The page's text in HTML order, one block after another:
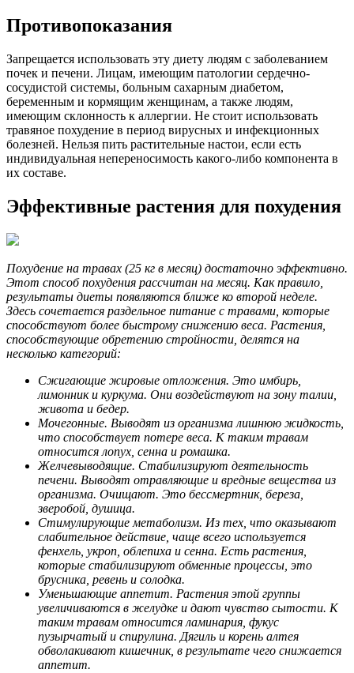
Противопоказания
Запрещается использовать эту диету людям с заболеванием
почек и печени. Лицам, имеющим патологии сердечно-
сосудистой системы, больным сахарным диабетом,
беременным и кормящим женщинам, а также людям,
имеющим склонность к аллергии. Не стоит использовать
травяное похудение в период вирусных и инфекционных
болезней. Нельзя пить растительные настои, если есть
индивидуальная непереносимость какого-либо компонента в
их составе.
Эффективные растения для похудения
Похудение на травах (25 кг в месяц) достаточно эффективно.
Этот способ похудения рассчитан на месяц. Как правило,
результаты диеты появляются ближе ко второй неделе.
Здесь сочетается раздельное питание с травами, которые
способствуют более быстрому снижению веса. Растения,
способствующие обретению стройности, делятся на
несколько категорий:
Сжигающие жировые отложения. Это имбирь,
лимонник и куркума. Они воздействуют на зону талии,
живота и бедер.
Мочегонные. Выводят из организма лишнюю жидкость,
что способствует потере веса. К таким травам
относится лопух, сенна и ромашка.
Желчевыводящие. Стабилизируют деятельность
печени. Выводят отравляющие и вредные вещества из
организма. Очищают. Это бессмертник, береза,
зверобой, душица.
Стимулирующие метаболизм. Из тех, что оказывают
слабительное действие, чаще всего используется
фенхель, укроп, облепиха и сенна. Есть растения,
которые стабилизируют обменные процессы, это
брусника, ревень и солодка.
Уменьшающие аппетит. Растения этой группы
увеличиваются в желудке и дают чувство сытости. К
таким травам относится ламинария, фукус
пузырчатый и спирулина. Дягиль и корень алтея
обволакивают кишечник, в результате чего снижается
аппетит.